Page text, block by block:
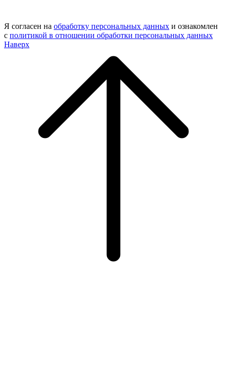
Я согласен на обработку персональных данных и ознакомлен
с политикой в отношении обработки персональных данных
Наверх